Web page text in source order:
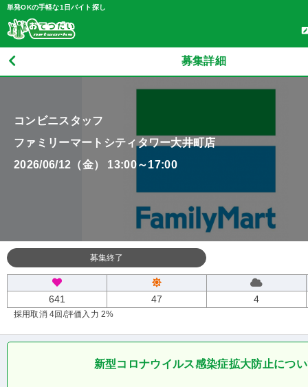
単発OKの手軽な1日バイト探し
募集詳細
コンビニスタッフ
ファミリーマートシティタワー大井町店
2026/06/12（金） 13:00～17:00
募集終了
641 47 4
採用取消 4回 /評価入力 2%
新型コロナウイルス感染症拡大防止につ